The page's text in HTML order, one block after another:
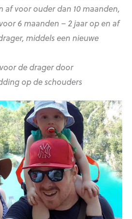
af voor ouder dan 10 maanden,
6 maanden – 2 jaar op en af
middels een nieuwe
de drager door
op de schouders